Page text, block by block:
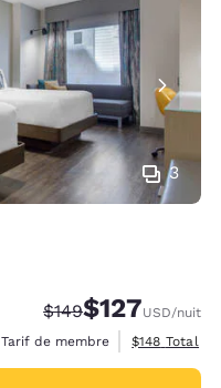
3
Tarif barré :
$149Tarif réduit :
$127USD/nuit
Tarif de membre
Afficher les
$148 Total